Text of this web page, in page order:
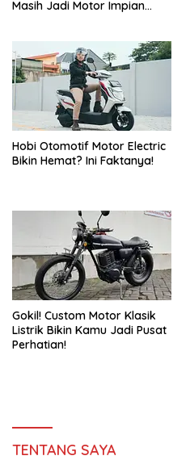
Masih Jadi Motor Impian
Hobi Otomotif Motor Electric
Bikin Hemat? Ini Faktanya!
Gokil! Custom Motor Klasik
Listrik Bikin Kamu Jadi Pusat
Perhatian!
TENTANG SAYA